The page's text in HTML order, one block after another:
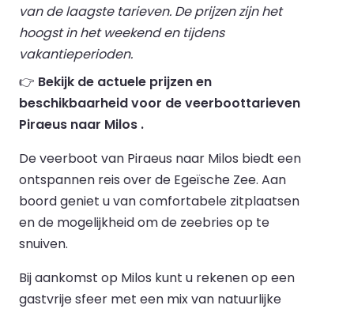
van de laagste tarieven. De prijzen zijn het
hoogst in het weekend en tijdens
vakantieperioden.
👉 Bekijk de actuele prijzen en
beschikbaarheid voor de veerboottarieven
Piraeus naar Milos .
De veerboot van Piraeus naar Milos biedt een
ontspannen reis over de Egeïsche Zee. Aan
boord geniet u van comfortabele zitplaatsen
en de mogelijkheid om de zeebries op te
snuiven.
Bij aankomst op Milos kunt u rekenen op een
gastvrije sfeer met een mix van natuurlijke